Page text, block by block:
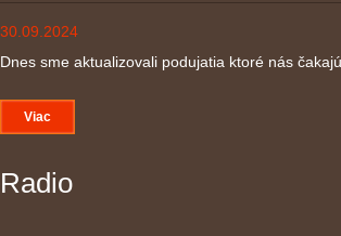
30.09.2024
Dnes sme aktualizovali podujatia ktoré nás
Viac
Radio